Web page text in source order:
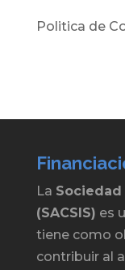
Politica de
La
(SACSIS) es
tiene como
contribuir al